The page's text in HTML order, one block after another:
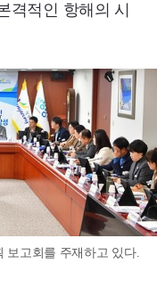
격적인 항해의 시
보고회를 주재하고 있다.